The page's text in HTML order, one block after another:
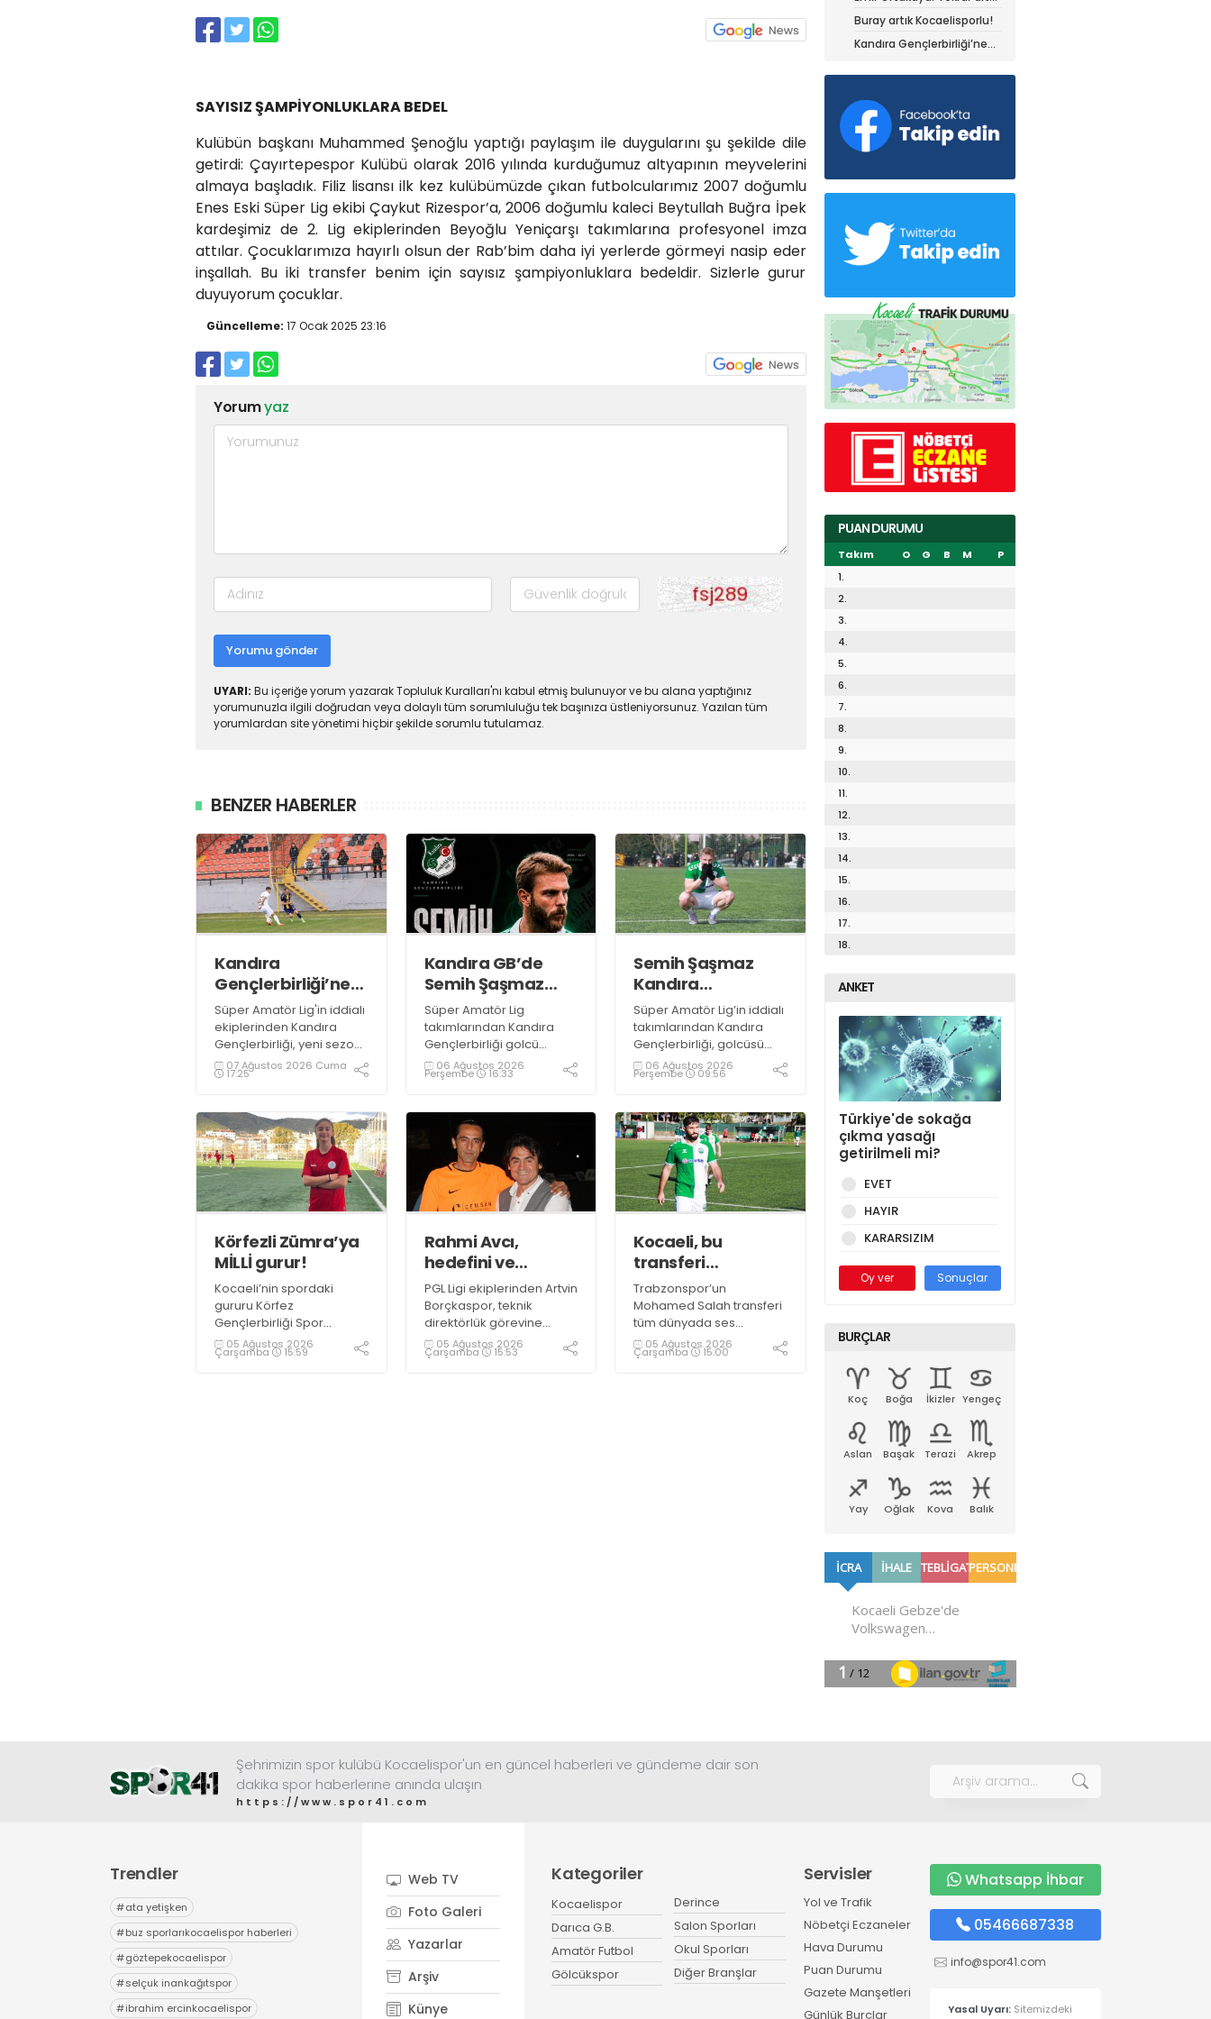
SAYISIZ ŞAMPİYONLUKLARA BEDEL
Kulübün başkanı Muhammed Şenoğlu yaptığı paylaşım ile duygularını şu şekilde dile
getirdi: Çayırtepespor Kulübü olarak 2016 yılında kurduğumuz altyapının meyvelerini
almaya başladık. Filiz lisansı ilk kez kulübümüzde çıkan futbolcularımız 2007 doğumlu
Enes Eski Süper Lig ekibi Çaykut Rizespor’a, 2006 doğumlu kaleci Beytullah Buğra İpek
kardeşimiz de 2. Lig ekiplerinden Beyoğlu Yeniçarşı takımlarına profesyonel imza
attılar. Çocuklarımıza hayırlı olsun der Rab’bim daha iyi yerlerde görmeyi nasip eder
inşallah. Bu iki transfer benim için sayısız şampiyonluklara bedeldir. Sizlerle gurur
duyuyorum çocuklar.
Güncelleme: 17 Ocak 2025 23:16
Yorumyaz
Yorumu gönder
UYARI: Bu içeriğe yorum yazarak Topluluk Kuralları'nı kabul etmiş bulunuyor ve bu alana yaptığınız
yorumunuzla ilgili doğrudan veya dolaylı tüm sorumluluğu tek başınıza üstleniyorsunuz. Yazılan tüm
yorumlardan site yönetimi hiçbir şekilde sorumlu tutulamaz.
BENZER HABERLER
Kandıra
Gençlerbirliği’ne
müthiş kanat!
Süper Amatör Lig'in iddialı
ekiplerinden Kandıra
Gençlerbirliği, yeni sezon
öncesi kadrosunu
güçlendirmeye devam
07 Ağustos 2026 Cuma
17:25
Kandıra GB’de
Semih Şaşmaz
resmen TAMAM!
Süper Amatör Lig
takımlarından Kandıra
Gençlerbirliği golcü
futbolcu Semih Şaşmaz
ile yola devam ettiğini
06 Ağustos 2026
Perşembe 16:33
Semih Şaşmaz
Kandıra
Gençlerbirliği’nde
devam dedi!
Süper Amatör Lig’in iddialı
takımlarından Kandıra
Gençlerbirliği, golcüsü
Semih Şaşmaz ile devam
ediyor.
06 Ağustos 2026
Perşembe 09:56
Körfezli Zümra’ya
MİLLİ gurur!
Kocaeli’nin spordaki
gururu Körfez
Gençlerbirliği Spor
Kulübü, altyapısından
yetiştirdiği sporcularla
05 Ağustos 2026
Çarşamba 15:59
Rahmi Avcı,
hedefini ve
stratejisini
paylaştı
PGL Ligi ekiplerinden Artvin
Borçkaspor, teknik
direktörlük görevine
Kocaeli’nin başarılı
isimlerinden Rahmi Avcı'yı
05 Ağustos 2026
Çarşamba 15:53
Kocaeli, bu
transferi
konuşuyor!
Trabzonspor’un
Mohamed Salah transferi
tüm dünyada ses
getirirken Kocaeli
amatöründe de çok
05 Ağustos 2026
Çarşamba 15:00
olduğum yerdeyim
Buray artık Kocaelisporlu!
Kandıra Gençlerbirliği’ne
PUAN DURUMU
Takım O G B M
P
1.
2.
3.
4.
5.
6.
7.
8.
9.
10.
11.
12.
13.
14.
15.
16.
17.
18.
ANKET
Türkiye'de sokağa
çıkma yasağı
getirilmeli mi?
EVET
HAYIR
KARARSIZIM
Oy ver Sonuçlar
BURÇLAR
Koç Boğa İkizler Yengeç
Aslan Başak Terazi Akrep
Yay Oğlak Kova Balık
Şehrimizin spor kulübü Kocaelispor'un en güncel haberleri ve gündeme dair son
dakika spor haberlerine anında ulaşın
https://www.spor41.com
Trendler
#ata yetişken
#buz sporlarıkocaelispor haberleri
#göztepekocaelispor
#selçuk inankağıtspor
#ibrahim ercinkocaelispor
Web TV
Foto Galeri
Yazarlar
Arşiv
Künye
Kategoriler
Kocaelispor
Darıca G.B.
Amatör Futbol
Gölcükspor
Derince
Salon Sporları
Okul Sporları
Diğer Branşlar
Servisler
Yol ve Trafik
Nöbetçi Eczaneler
Hava Durumu
Puan Durumu
Gazete Manşetleri
Günlük Burçlar
Whatsapp İhbar
05466687338
info@spor41.com
Yasal Uyarı: Sitemizdeki